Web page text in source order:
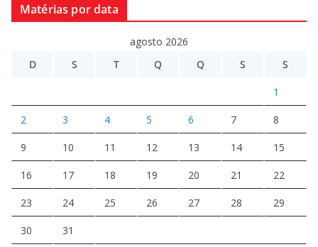
Matérias por data
agosto 2026
D
S T Q Q S S
1
2 3 4 5 6 7 8
9 10 11 12 13 14 15
16 17 18 19 20 21 22
23 24 25 26 27 28 29
30 31